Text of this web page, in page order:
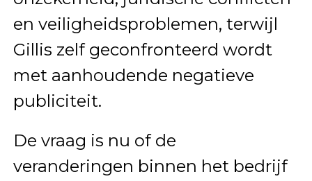
en veiligheidsproblemen, terwijl
Gillis zelf geconfronteerd wordt
met aanhoudende negatieve
publiciteit.
De vraag is nu of de
veranderingen binnen het bedrijf